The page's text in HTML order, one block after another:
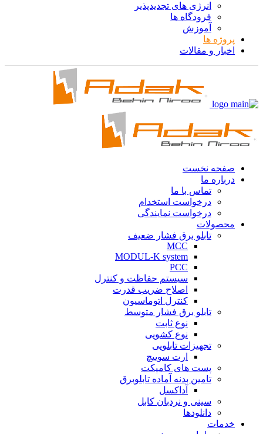
انرژی های تجدیدپذیر
فرودگاه ها
آموزش
پروژه ها
اخبار و مقالات
صفحه نخست
درباره ما
تماس با ما
درخواست استخدام
درخواست نمایندگی
محصولات
تابلو برق فشار ضعیف
MCC
MODUL-K system
PCC
سیستم حفاظت و کنترل
اصلاح ضریب قدرت
کنترل اتوماسیون
تابلو برق فشار متوسط
نوع ثابت
نوع کشویی
تجهیزات تابلویی
ارت سوییچ
پست های کامپکت
تامین بدنه آماده تابلوبرق
آداکسل
سینی و نردبان کابل
دانلودها
خدمات